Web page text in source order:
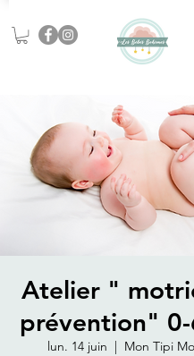
Atelier "
prévention"
lun. 14 juin
  |
Mon Tipi